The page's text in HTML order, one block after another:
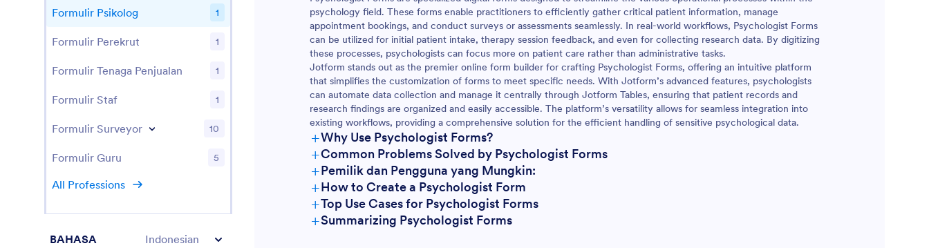
psychology field. These forms enable practitioners to efficiently gather critical patient information, manage
appointment bookings, and conduct surveys or assessments seamlessly. In real-world workflows, Psychologist Forms
can be utilized for initial patient intake, therapy session feedback, and even for collecting research data. By digitizing
these processes, psychologists can focus more on patient care rather than administrative tasks.
Jotform stands out as the premier online form builder for crafting Psychologist Forms, offering an intuitive platform
that simplifies the customization of forms to meet specific needs. With Jotform’s advanced features, psychologists
can automate data collection and manage it centrally through Jotform Tables, ensuring that patient records and
research findings are organized and easily accessible. The platform’s versatility allows for seamless integration into
existing workflows, providing a comprehensive solution for the efficient handling of sensitive psychological data.
+Why Use Psychologist Forms?
+Common Problems Solved by Psychologist Forms
+Pemilik dan Pengguna yang Mungkin:
+How to Create a Psychologist Form
+Top Use Cases for Psychologist Forms
For Managers
+Summarizing Psychologist Forms
Formulir Psikolog 1
Formulir Perekrut 1
Formulir Tenaga Penjualan 1
Formulir Staf 1
Formulir Surveyor 10
Formulir Guru 5
All Professions
BAHASA Indonesian